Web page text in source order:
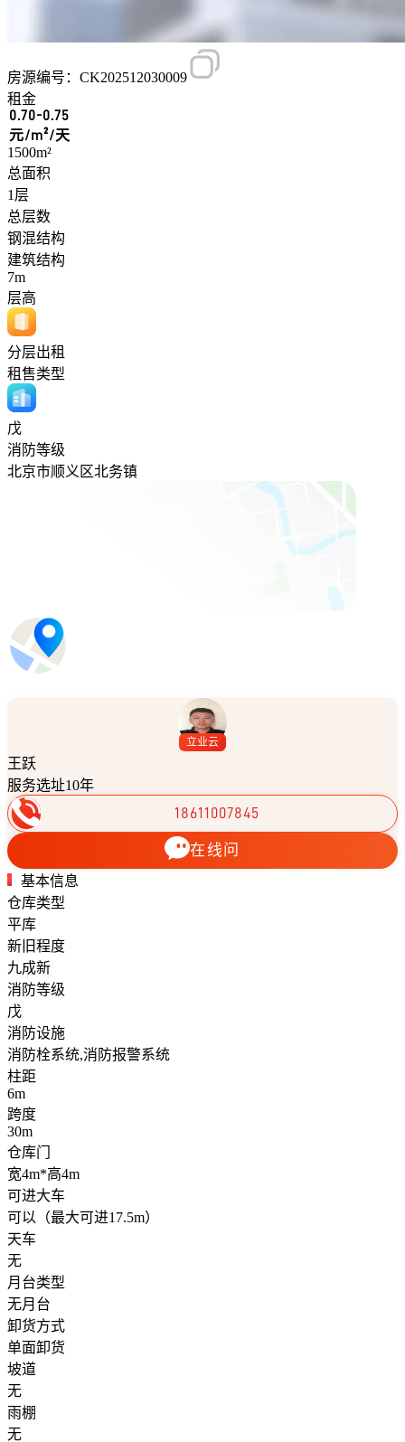
房源编号：CK202512030009
租金
0.70-0.75
元/m²/天
1500m²
总面积
1层
总层数
钢混结构
建筑结构
7m
层高
分层出租
租售类型
戊
消防等级
北京市顺义区北务镇
立业云
王跃
服务选址10年
18611007845
在线问
基本信息
仓库类型
平库
新旧程度
九成新
消防等级
戊
消防设施
消防栓系统,消防报警系统
柱距
6m
跨度
30m
仓库门
宽4m*高4m
可进大车
可以（最大可进17.5m）
天车
无
月台类型
无月台
卸货方式
单面卸货
坡道
无
雨棚
无